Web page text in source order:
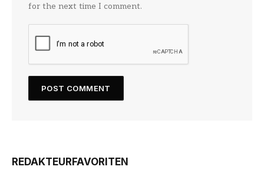
for the next time I comment.
REDAKTEURFAVORITEN